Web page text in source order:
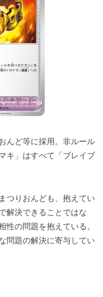
んど等に採用。非ルール
キ」はすべて「ブレイブ
つりおんども、抱えてい
解決できることではな
性の問題を抱えている。
問題の解決に寄与してい